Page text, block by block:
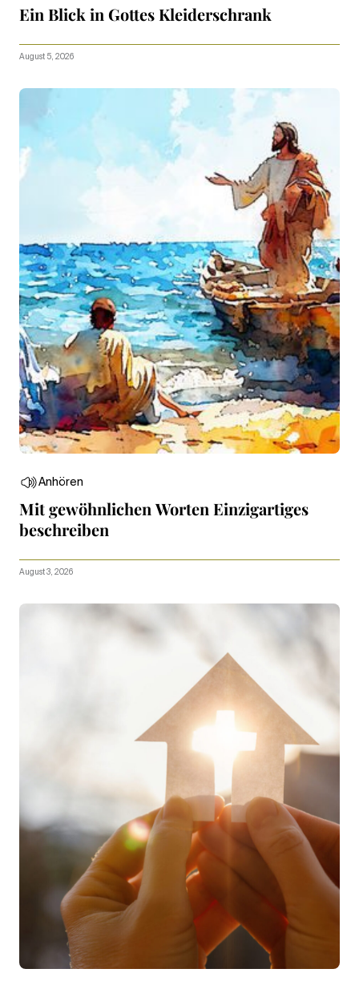
Ein Blick in Gottes Kleiderschrank
August 5, 2026
Anhören
Mit gewöhnlichen Worten Einzigartiges
beschreiben
August 3, 2026